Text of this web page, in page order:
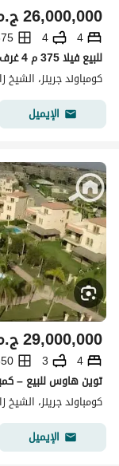
26,000,000
4
4
375
للبيع فيلا 375 م 4 غرف متشطبه كومباوند جرينز الشيخ زايد سعر مميز
كومباوند جرينز، الشيخ
الإيميل
29,000,000
4
3
350
توين هاوس للبيع –
كومباوند جرينز، الشيخ
الإيميل